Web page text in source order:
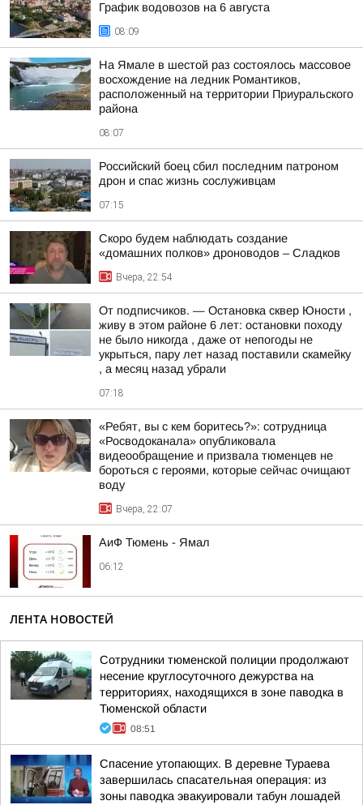
График водовозов на 6 августа
08:09
На Ямале в шестой раз состоялось массовое
восхождение на ледник Романтиков,
расположенный на территории Приуральского
района
08:07
Российский боец сбил последним патроном
дрон и спас жизнь сослуживцам
07:15
Скоро будем наблюдать создание
«домашних полков» дроноводов – Сладков
Вчера, 22:54
От подписчиков. — Остановка сквер Юности ,
живу в этом районе 6 лет: остановки походу
не было никогда , даже от непогоды не
укрыться, пару лет назад поставили скамейку
, а месяц назад убрали
07:18
«Ребят, вы с кем боритесь?»: сотрудница
«Росводоканала» опубликовала
видеообращение и призвала тюменцев не
бороться с героями, которые сейчас очищают
воду
Вчера, 22:07
АиФ Тюмень - Ямал
06:12
ЛЕНТА НОВОСТЕЙ
Сотрудники тюменской полиции продолжают
несение круглосуточного дежурства на
территориях, находящихся в зоне паводка в
Тюменской области
08:51
Спасение утопающих. В деревне Тураева
завершилась спасательная операция: из
зоны паводка эвакуировали табун лошадей